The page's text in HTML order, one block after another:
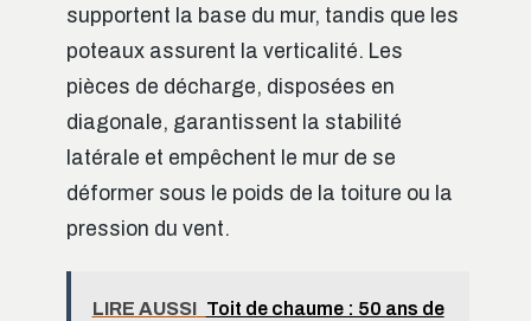
supportent la base du mur, tandis que les
poteaux assurent la verticalité. Les
pièces de décharge, disposées en
diagonale, garantissent la stabilité
latérale et empêchent le mur de se
déformer sous le poids de la toiture ou la
pression du vent.
LIRE AUSSI Toit de chaume : 50 ans de